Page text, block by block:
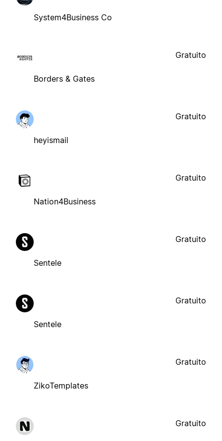
System4Business Co
Borders & Gates
Gratuito
heyismail
Gratuito
Nation4Business
Gratuito
Sentele
Gratuito
Sentele
Gratuito
ZikoTemplates
Gratuito
Gratuito